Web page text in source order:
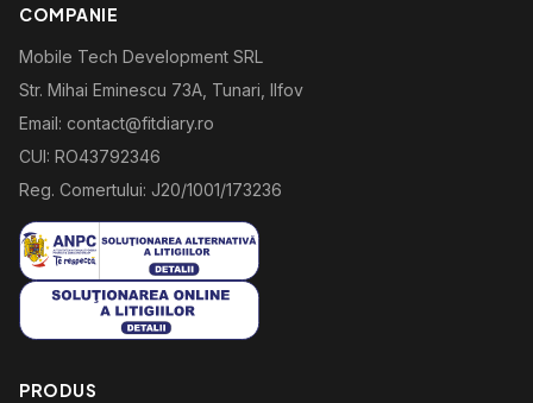
COMPANIE
Mobile Tech Development SRL
Str. Mihai Eminescu 73A, Tunari, Ilfov
Email: contact@fitdiary.ro
CUI: RO43792346
Reg. Comertului: J20/1001/173236
PRODUS